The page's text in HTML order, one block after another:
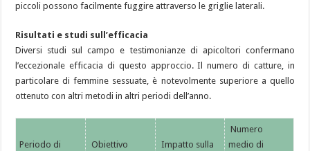
piccoli possono facilmente fuggire attraverso le griglie laterali.
Risultati e studi sull’efficacia
Diversi studi sul campo e testimonianze di apicoltori confermano
l’eccezionale efficacia di questo approccio. Il numero di catture, in
particolare di femmine sessuate, è notevolmente superiore a quello
ottenuto con altri metodi in altri periodi dell’anno.
Periodo di
Obiettivo
Impatto sulla
Numero
medio di